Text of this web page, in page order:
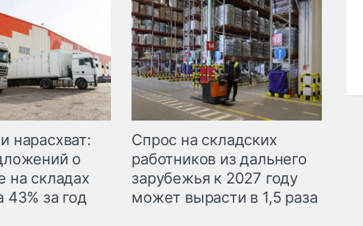
нарасхват:
о
на складах
43% за год
Спрос на складских
работников из дальнего
зарубежья к 2027 году
может вырасти в 1,5 раза